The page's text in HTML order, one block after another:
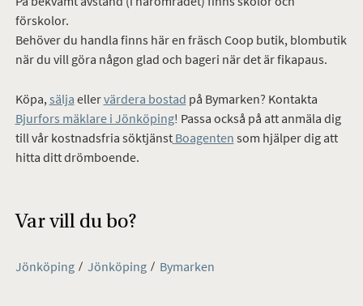
förskolor.
Behöver du handla finns här en fräsch Coop butik, blombutik
när du vill göra någon glad och bageri när det är fikapaus.
Köpa, sälja ellervärdera bostad på Bymarken? Kontakta
Bjurfors mäklare i Jönköping! Passa också på att anmäla dig
till vår kostnadsfria söktjänstBoagenten som hjälper dig att
hitta ditt drömboende.
Var vill du bo?
Jönköping Jönköping Bymarken